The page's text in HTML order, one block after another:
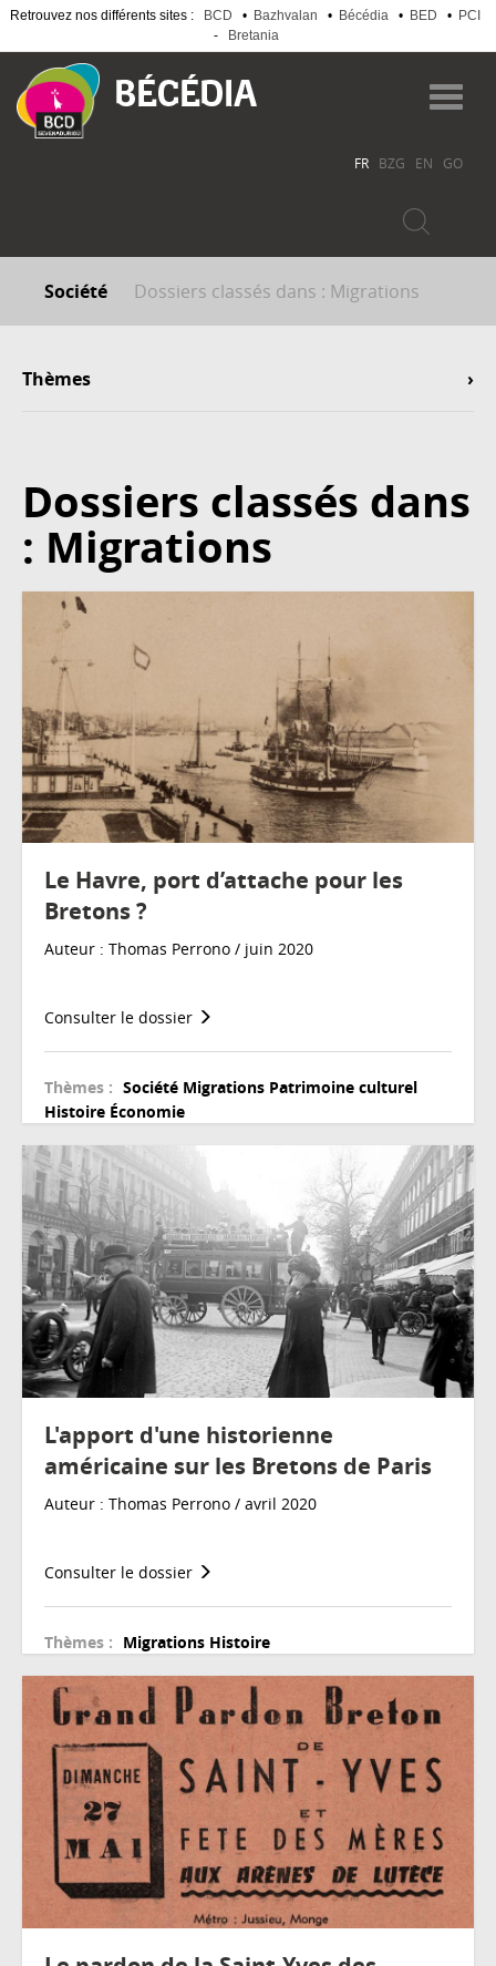
Retrouvez nos différents sites : BCD • Bazhvalan • Bécédia • BED •
PCI
-
Bretania
au
contenu
principal
FR BZG EN GO
Société Dossiers classés dans : Migrations
Thèmes
Dossiers classés dans
: Migrations
Le Havre, port d’attache pour les
Bretons ?
Auteur : Thomas Perrono / juin 2020
Consulter le dossier
Thèmes : Société Migrations Patrimoine culturel
Histoire Économie
L'apport d'une historienne
américaine sur les Bretons de Paris
Auteur : Thomas Perrono / avril 2020
Consulter le dossier
Thèmes : Migrations Histoire